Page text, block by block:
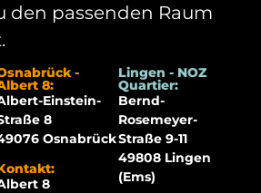
den passenden Raum
-
8:
Einstein-
8
Osnabrück
8
Lingen - NOZ
Quartier:
Bernd-
Rosemeyer-
Straße 9-11
49808 Lingen
(Ems)